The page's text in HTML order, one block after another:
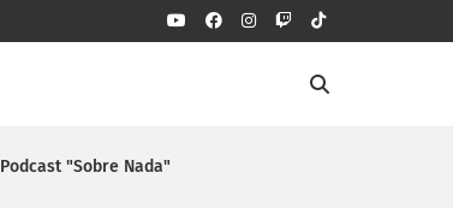
Podcast "Sobre Nada"